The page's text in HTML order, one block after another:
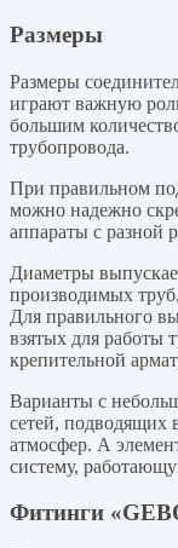
Размеры
Размеры
играют важную
большим
трубопровода.
При правильном
можно надежно
аппараты с разной
Диаметры
производимых
Для правильного
взятых для работы
крепительной
Варианты с
сетей, подводящих
атмосфер. А
систему,
Фитинги